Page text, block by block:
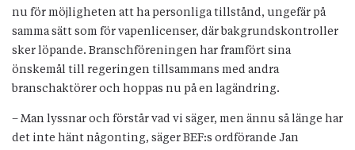
nu för möjligheten att ha personliga tillstånd, ungefär på
samma sätt som för vapenlicenser, där bakgrundskontroller
sker löpande. Branschföreningen har framfört sina
önskemål till regeringen tillsammans med andra
branschaktörer och hoppas nu på en lagändring.
– Man lyssnar och förstår vad vi säger, men ännu så länge har
det inte hänt någonting, säger BEF:s ordförande Jan